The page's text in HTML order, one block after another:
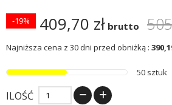
409,70 zł brutto
-19%
Najniższa cena z 30 dni przed obniżką :
50 sztuk
ILOŚĆ